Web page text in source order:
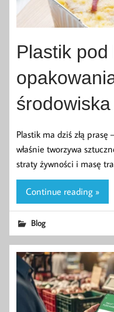
Plastik
Plastik ma dziś złą prasę
właśnie tworzywa
straty żywności i masę
Continue reading »
Blog